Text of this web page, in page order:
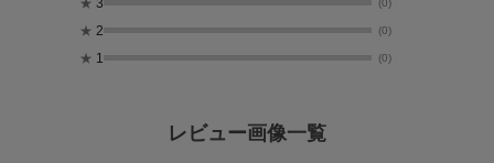
(0)
★ 2 (0)
★ 1 (0)
レビュー画像一覧